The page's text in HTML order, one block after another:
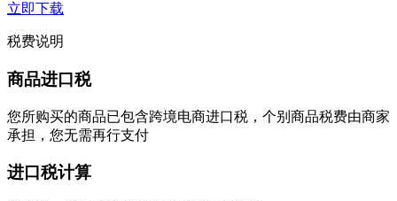
立即下载
税费说明
商品进口税
您所购买的商品已包含跨境电商进口税，个别商品税费由商家
承担，您无需再行支付
进口税计算